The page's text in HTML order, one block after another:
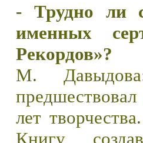
- Трудно ли
именных
Рекордов»?
М.
лет
Книгу